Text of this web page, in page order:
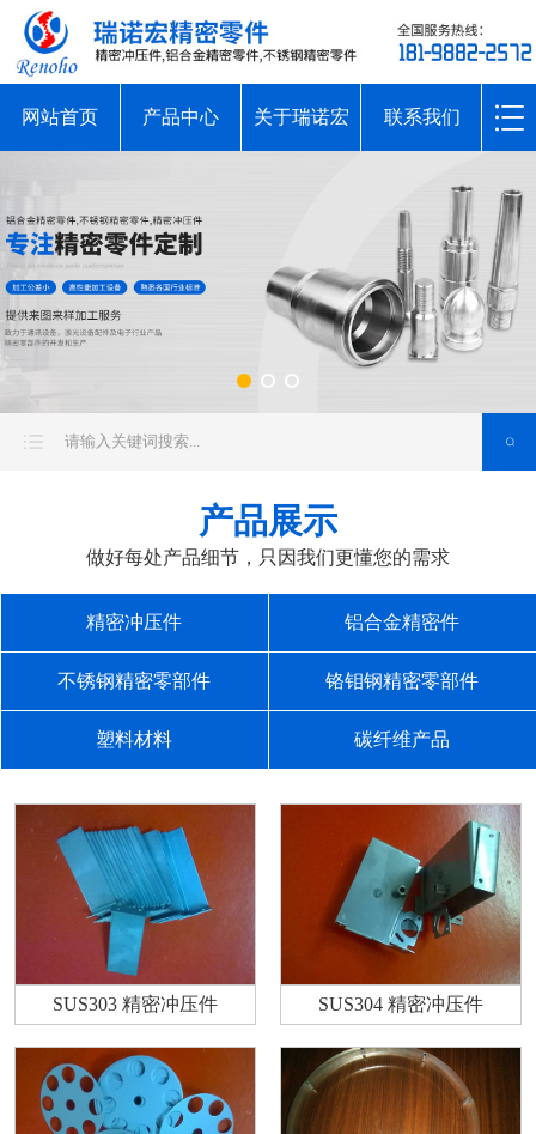
网站首页 产品中心 关于瑞诺宏 联系我们
产品展示
做好每处产品细节，只因我们更懂您的需求
精密冲压件 铝合金精密件
不锈钢精密零部件 铬钼钢精密零部件
塑料材料 碳纤维产品
SUS303 精密冲压件 SUS304 精密冲压件